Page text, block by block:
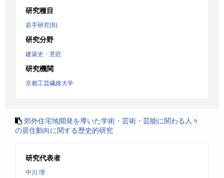
研究種目
若手研究(B)
研究分野
建築史・意匠
研究機関
京都工芸繊維大学
郊外住宅地開発を導いた学術・芸術・芸能に関わる人々
の居住動向に関する歴史的研究
研究代表者
中川 理